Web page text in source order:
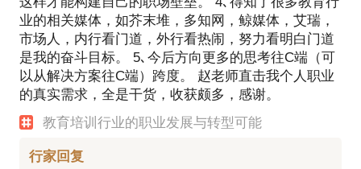
业的相关媒体，如芥末堆，多知网，鲸媒体，艾瑞，
市场人，内行看门道，外行看热闹，努力看明白门道
是我的奋斗目标。 5､今后方向更多的思考往C端（可
以从解决方案往C端）跨度。 赵老师直击我个人职业
的真实需求，全是干货，收获颇多，感谢。
教育培训行业的职业发展与转型可能
行家回复